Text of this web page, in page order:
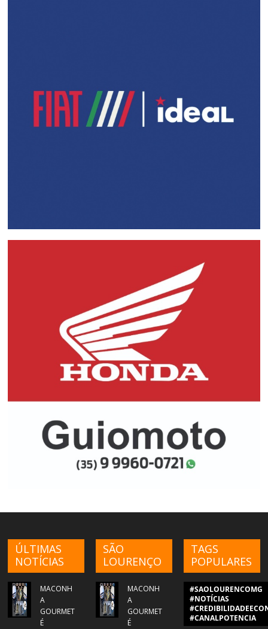
ÚLTIMAS
NOTÍCIAS
MACONH
A
GOURMET
É
SÃO
LOURENÇO
MACONH
A
GOURMET
É
TAGS
POPULARES
#SAOLOURENCOMG
#NOTÍCIAS
#CANALPOTENCIA